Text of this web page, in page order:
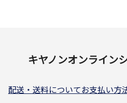
キヤノンオンライン
配送・送料についてお支払い方